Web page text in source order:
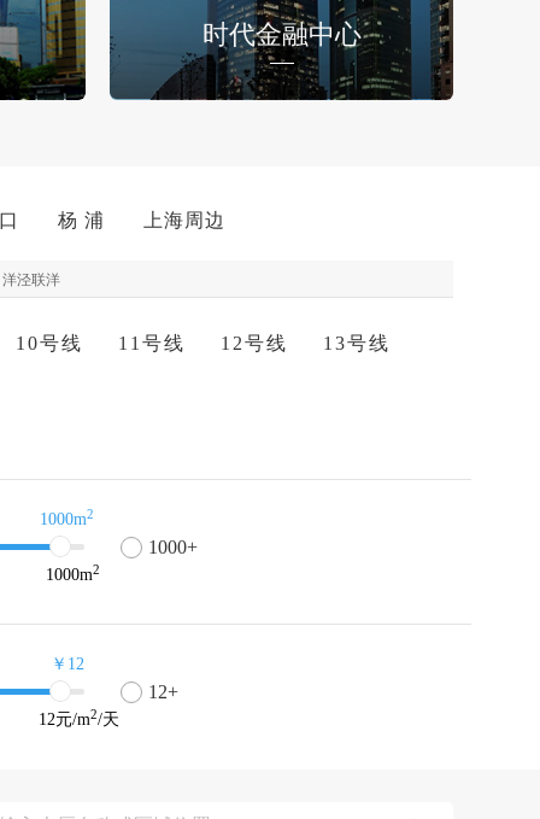
时代金融中心
杨 浦 上海周边
洋泾联洋
10号线 11号线 12号线 13号线
1000m2
1000m2
1000+
￥12
12元/m2/天
12+